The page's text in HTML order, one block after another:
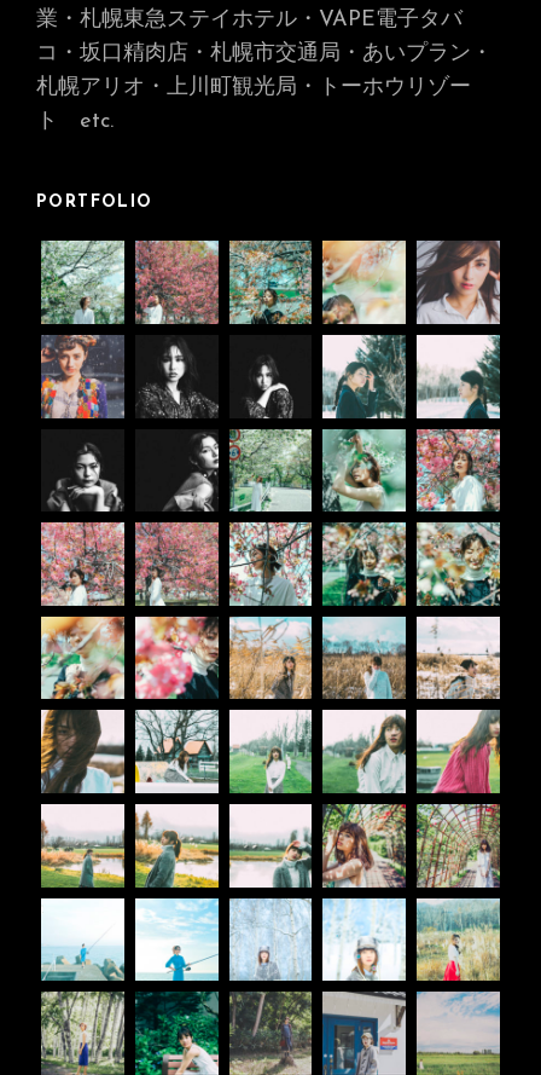
業・札幌東急ステイホテル・VAPE電子タバ
コ・坂口精肉店・札幌市交通局・あいプラン・
札幌アリオ・上川町観光局・トーホウリゾー
ト
etc.
PORTFOLIO